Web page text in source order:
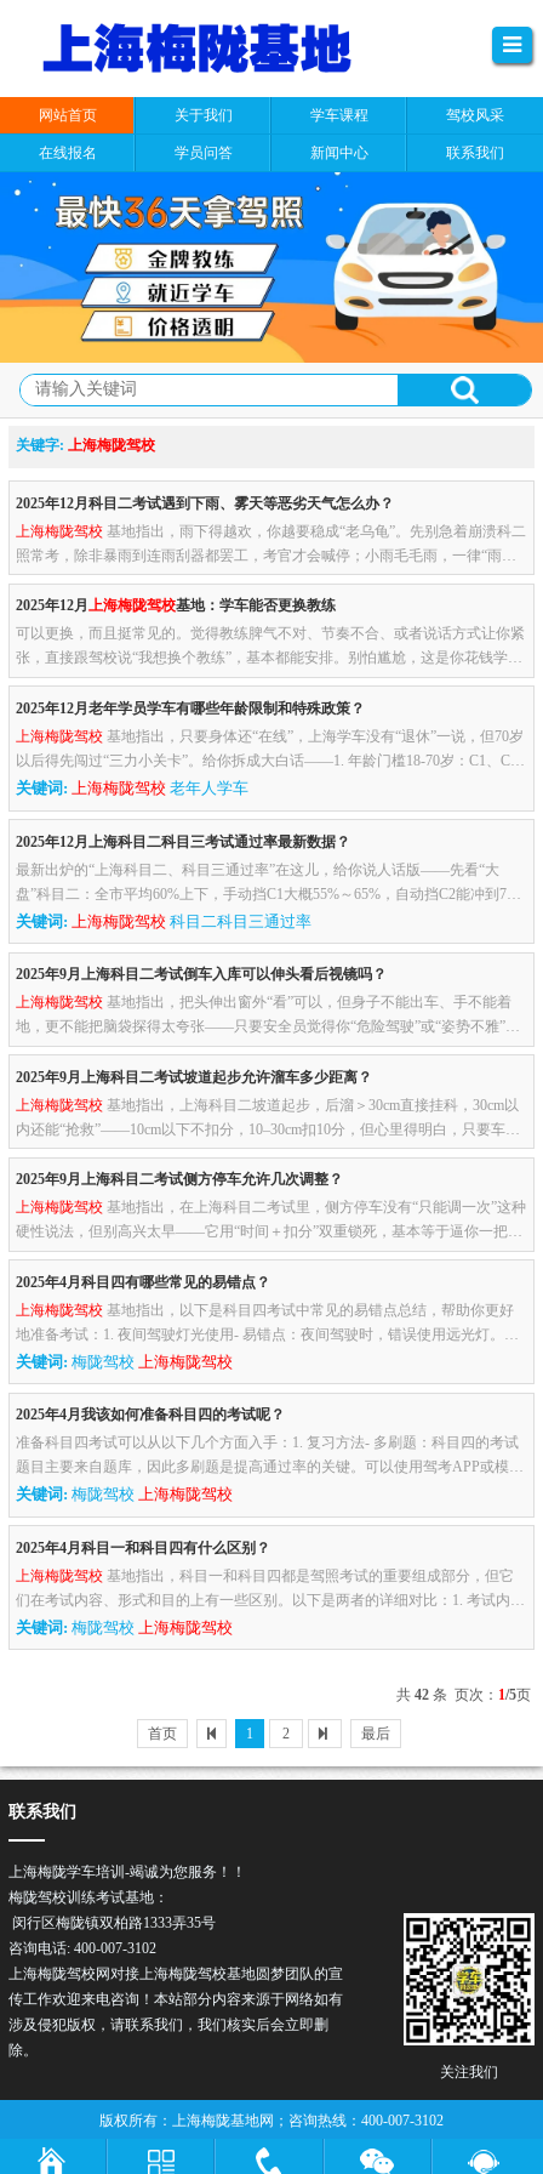
网站首页 关于我们 学车课程 驾校风采
在线报名 学员问答 新闻中心 联系我们
关键字: 上海梅陇驾校
2025年12月科目二考试遇到下雨、雾天等恶劣天气怎么办？
上海梅陇驾校 基地指出，雨下得越欢，你越要稳成“老乌龟”。先别急着崩溃科二
照常考，除非暴雨到连雨刮器都罢工，考官才会喊停；小雨毛毛雨，一律“雨
考”，所以心态先稳住，就当免费加了一场“雨天特训”。上车前三...
2025年12月上海梅陇驾校基地：学车能否更换教练
可以更换，而且挺常见的。觉得教练脾气不对、节奏不合、或者说话方式让你紧
张，直接跟驾校说“我想换个教练”，基本都能安排。别怕尴尬，这是你花钱学
车，不是来受气的。不过换之前可以先沟通一句，比如“教练我学得...
2025年12月老年学员学车有哪些年龄限制和特殊政策？
上海梅陇驾校 基地指出，只要身体还“在线”，上海学车没有“退休”一说，但70岁
以后得先闯过“三力小关卡”。给你拆成大白话——1. 年龄门槛18-70岁：C1、C
2、F照随便报，跟年轻人一样排队体检就行。70岁以上：政策...
关键词: 上海梅陇驾校 老年人学车
2025年12月上海科目二科目三考试通过率最新数据？
最新出炉的“上海科目二、科目三通过率”在这儿，给你说人话版——先看“大
盘”科目二：全市平均60%上下，手动挡C1大概55%～65%，自动挡C2能冲到70%
左右。科目三：比科二友好一点，普遍70%～75%，C2再高一点，能摸到...
关键词: 上海梅陇驾校 科目二科目三通过率
2025年9月上海科目二考试倒车入库可以伸头看后视镜吗？
上海梅陇驾校 基地指出，把头伸出窗外“看”可以，但身子不能出车、手不能着
地，更不能把脑袋探得太夸张——只要安全员觉得你“危险驾驶”或“姿势不雅”，
照样能给你扣100分。官方说法里没有“禁止伸头”四个字，可...
2025年9月上海科目二考试坡道起步允许溜车多少距离？
上海梅陇驾校 基地指出，上海科目二坡道起步，后溜＞30cm直接挂科，30cm以
内还能“抢救”——10cm以下不扣分，10–30cm扣10分，但心里得明白，只要车子
往后溜，你就已经在“悬崖边”了。换算成肉眼：30cm也就半只鞋长...
2025年9月上海科目二考试侧方停车允许几次调整？
上海梅陇驾校 基地指出，在上海科目二考试里，侧方停车没有“只能调一次”这种
硬性说法，但别高兴太早——它用“时间＋扣分”双重锁死，基本等于逼你一把
进、最多小修半把。1. 时间天花板 全程计时90秒，从语音报“开...
2025年4月科目四有哪些常见的易错点？
上海梅陇驾校 基地指出，以下是科目四考试中常见的易错点总结，帮助你更好
地准备考试：1. 夜间驾驶灯光使用- 易错点：夜间驾驶时，错误使用远光灯。例
如，在城市道路、会车或跟车时使用远光灯。- 正确做法：城市道路...
关键词: 梅陇驾校 上海梅陇驾校
2025年4月我该如何准备科目四的考试呢？
准备科目四考试可以从以下几个方面入手：1. 复习方法- 多刷题：科目四的考试
题目主要来自题库，因此多刷题是提高通过率的关键。可以使用驾考APP或模拟
题库进行练习。- 复习笔记：总结之前学习的笔记，尤其是科目一中...
关键词: 梅陇驾校上海梅陇驾校
2025年4月科目一和科目四有什么区别？
上海梅陇驾校 基地指出，科目一和科目四都是驾照考试的重要组成部分，但它
们在考试内容、形式和目的上有一些区别。以下是两者的详细对比：1. 考试内
容- 科目一： - 主要考察交通法规、交通标志和标线、安全驾驶常识等...
关键词: 梅陇驾校 上海梅陇驾校
共42 条 页次： 1/5页
首页 1 2 最后
关注我们
联系我们
上海梅陇学车培训-竭诚为您服务！！
梅陇驾校训练考试基地：
闵行区梅陇镇双柏路1333弄35号
咨询电话: 400-007-3102
上海梅陇驾校网对接上海梅陇驾校基地圆梦团队的宣
传工作欢迎来电咨询！本站部分内容来源于网络如有
涉及侵犯版权，请联系我们，我们核实后会立即删
除。
版权所有：上海梅陇基地网；咨询热线：400-007-3102